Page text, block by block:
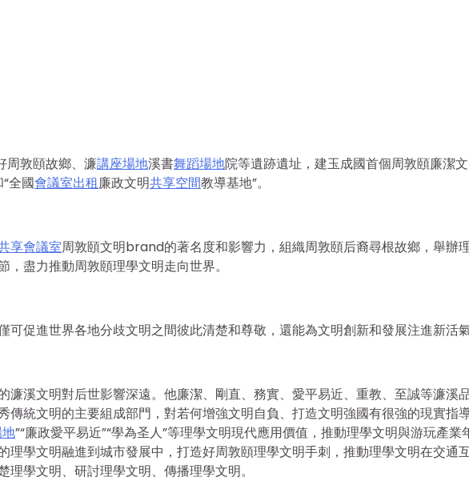
周敦頤故鄉、濂講座場地溪書舞蹈場地院等遺跡遺址，建玉成國首個周敦頤廉潔
全國會議室出租廉政文明共享空間教導基地”。
享會議室周敦頤文明brand的著名度和影響力，組織周敦頤后裔尋根故鄉，舉辦
盡力推動周敦頤理學文明走向世界。
促進世界各地分歧文明之間彼此清楚和尊敬，還能為文明創新和發展注進新活氣
濂溪文明對后世影響深遠。他廉潔、剛直、務實、愛平易近、重教、至誠等濂溪
傳統文明的主要組成部門，對若何增強文明自負、打造文明強國有很強的現實指
”“廉政愛平易近”“學為圣人”等理學文明現代應用價值，推動理學文明與游玩產業
理學文明融進到城市發展中，打造好周敦頤理學文明手刺，推動理學文明在交通
學文明、研討理學文明、傳播理學文明。